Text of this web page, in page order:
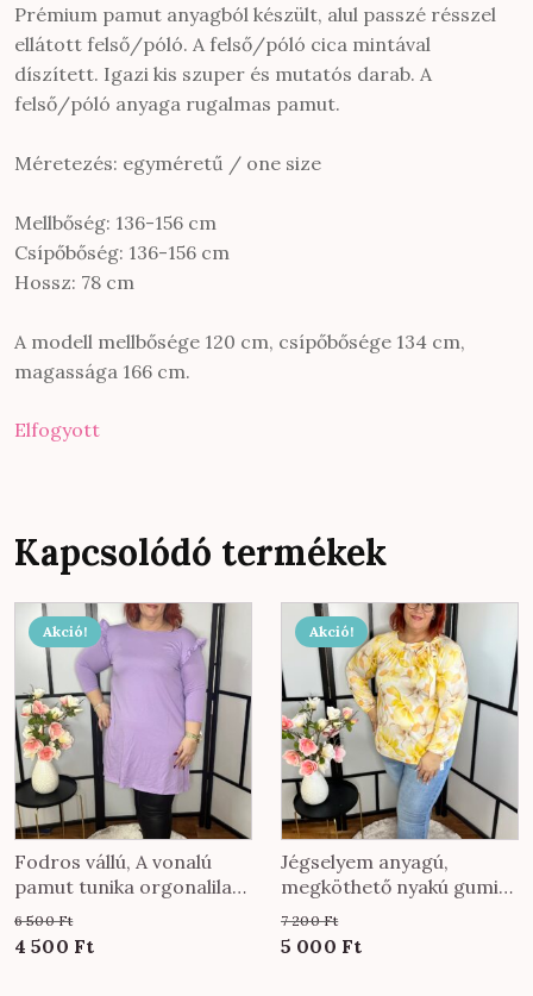
Prémium pamut anyagból készült, alul passzé résszel
ellátott felső/póló. A felső/póló cica mintával
díszített. Igazi kis szuper és mutatós darab. A
felső/póló anyaga rugalmas pamut.
Méretezés: egyméretű / one size
Mellbőség: 136-156 cm
Csípőbőség: 136-156 cm
Hossz: 78 cm
A modell mellbősége 120 cm, csípőbősége 134 cm,
magassága 166 cm.
Elfogyott
Kapcsolódó termékek
Akció!
Fodros vállú, A vonalú
pamut tunika orgonalila
színben
6 500Ft
Original
4 500 FtCurrent
Akció!
Jégselyem anyagú,
megköthető nyakú gumis
aljú felső citrom virág
mintával
7 200Ft
Original
5 000 FtCurrent